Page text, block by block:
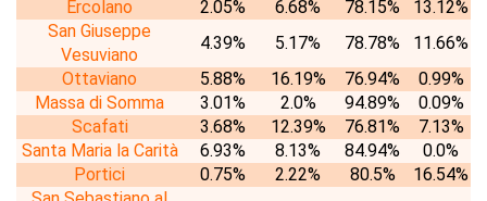
Ercolano
2.05% 6.68% 78.15%
13.12%
San Giuseppe
Vesuviano
4.39% 5.17% 78.78%
11.66%
Ottaviano
5.88% 16.19% 76.94%
0.99%
Massa di Somma
3.01% 2.0% 94.89%
0.09%
Scafati
3.68% 12.39% 76.81%
7.13%
Santa Maria la Carità
6.93% 8.13% 84.94%
0.0%
Portici
0.75% 2.22% 80.5%
16.54%